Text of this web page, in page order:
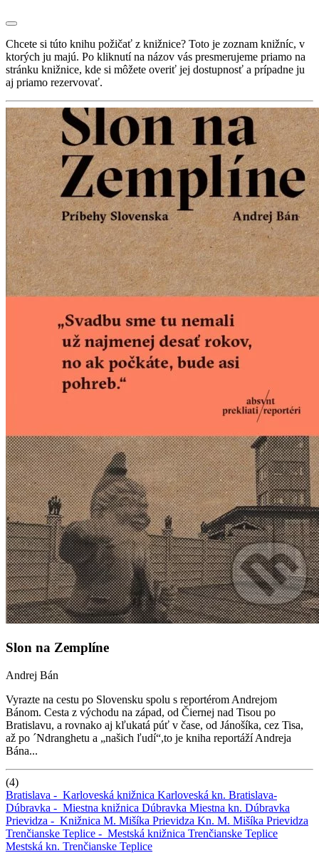
Chcete si túto knihu požičať z knižnice? Toto je zoznam knižníc, v
ktorých ju majú. Po kliknutí na názov vás presmerujeme priamo na
stránku knižnice, kde si môžete overiť jej dostupnosť a prípadne ju
aj priamo rezervovať.
Slon na Zemplíne
Andrej Bán
Vyrazte na cestu po Slovensku spolu s reportérom Andrejom
Bánom. Cesta z východu na západ, od Čiernej nad Tisou po
Bratislavu, a rovnako aj kľukatá púť v čase, od Jánošíka, cez Tisa,
až po ´Ndranghetu a „našich ľudí“,to je kniha reportáží Andreja
Bána...
(4)
Bratislava - Karloveská knižnica Karloveská kn. Bratislava-
Dúbravka - Miestna knižnica Dúbravka Miestna kn. Dúbravka
Prievidza - Knižnica M. Mišíka Prievidza Kn. M. Mišíka Prievidza
Trenčianske Teplice - Mestská knižnica Trenčianske Teplice
Mestská kn. Trenčianske Teplice